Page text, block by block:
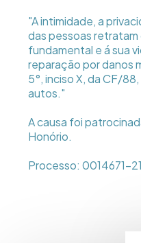
"A intimidade, a
das pessoas
fundamental e á sua
reparação por danos
5°, inciso X, da CF/
autos."
A causa foi
Honório.
Processo: 0014671-